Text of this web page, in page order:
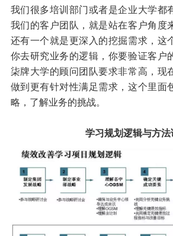
我们很多培训部门或者是企业大学都
我们的客户团队，就是站在客户角度
还有一个就是更深入的挖掘需求，这
你去研究业务的逻辑，你要验证客户
柒牌大学的顾问团队要求非常高，现
做到更有针对性满足需求，这个里面
略，了解业务的挑战。
学习规划逻辑与方法